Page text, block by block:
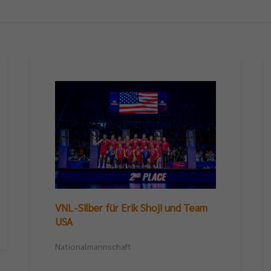
VNL-Silber für Erik Shoji und Team
USA
Nationalmannschaft